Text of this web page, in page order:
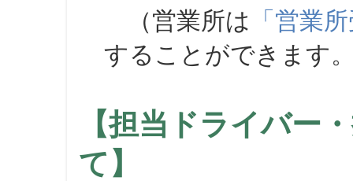
（営業所は 「営業
することができます
【担当ドライバー
て】